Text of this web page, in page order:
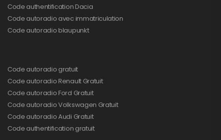
Code authentification Dacia
Code autoradio avec immatriculation
Code autoradio blaupunkt
Code autoradio gratuit
Code autoradio Renault Gratuit
Code autoradio Ford Gratuit
Code autoradio Volkswagen Gratuit
Code autoradio Audi Gratuit
Code authentification gratuit